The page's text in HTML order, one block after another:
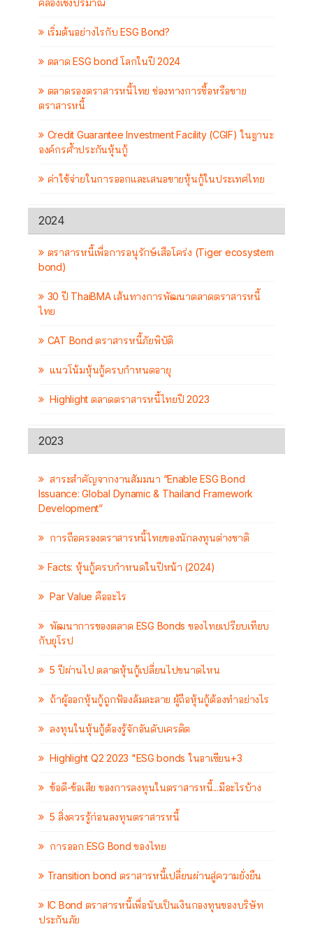
เริ่มต้นอย่างไรกับ ESG Bond?
ตลาด ESG bond โลกในปี 2024
ตลาดรองตราสารหนี้ไทย ช่องทางการซื้อหรือขาย
ตราสารหนี้
Credit Guarantee Investment Facility (CGIF) ในฐานะ
องค์กรค้ำประกันหุ้นกู้
ค่าใช้จ่ายในการออกและเสนอขายหุ้นกู้ในประเทศไทย
2024
ตราสารหนี้เพื่อการอนุรักษ์เสือโคร่ง (Tiger ecosystem
bond)
30 ปี ThaiBMA เส้นทางการพัฒนาตลาดตราสารหนี้
ไทย
CAT Bond ตราสารหนี้ภัยพิบัติ
แนวโน้มหุ้นกู้ครบกำหนดอายุ
Highlight ตลาดตราสารหนี้ไทยปี 2023
2023
สาระสำคัญจากงานสัมมนา “Enable ESG Bond
Issuance: Global Dynamic & Thailand Framework
Development”
การถือครองตราสารหนี้ไทยของนักลงทุนต่างชาติ
Facts: หุ้นกู้ครบกำหนดในปีหน้า (2024)
Par Value คืออะไร
พัฒนาการของตลาด ESG Bonds ของไทยเปรียบเทียบ
กับยุโรป
5 ปีผ่านไป ตลาดหุ้นกู้เปลี่ยนไปขนาดไหน
ถ้าผู้ออกหุ้นกู้ถูกฟ้องล้มละลาย ผู้ถือหุ้นกู้ต้องทำอย่างไร
ลงทุนในหุ้นกู้ต้องรู้จักอันดับเครดิต
Highlight Q2 2023 "ESG bonds ในอาเซียน+3
ข้อดี-ข้อเสีย ของการลงทุนในตราสารหนี้...มีอะไรบ้าง
5 สิ่งควรรู้ก่อนลงทุนตราสารหนี้
การออก ESG Bond ของไทย
Transition bond ตราสารหนี้เปลี่ยนผ่านสู่ความยั่งยืน
IC Bond ตราสารหนี้เพื่อนับเป็นเงินกองทุนของบริษัท
ประกันภัย